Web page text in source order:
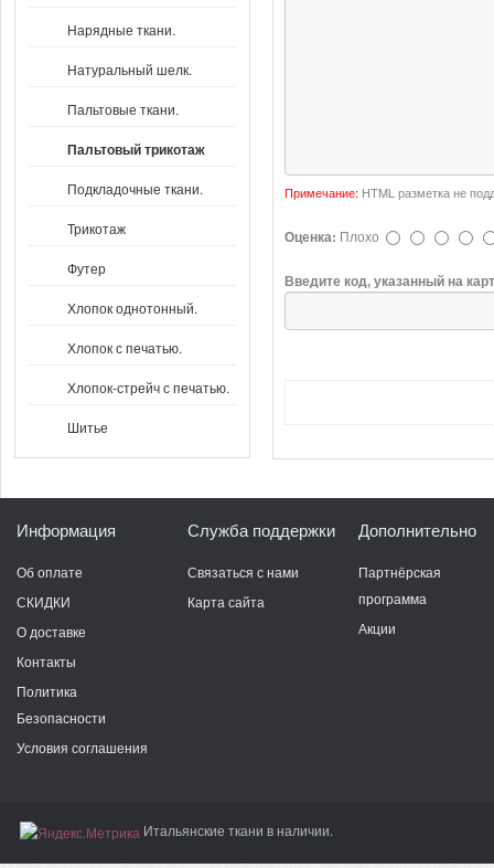
Нарядные ткани.
Натуральный шелк.
Пальтовые ткани.
Пальтовый трикотаж
Подкладочные ткани.
Трикотаж
Футер
Хлопок однотонный.
Хлопок с печатью.
Хлопок-стрейч с печатью.
Шитье
Примечание: HTML разметка не
Оценка: Плохо
Введите код, указанный на
Информация
Об оплате
СКИДКИ
О доставке
Контакты
Политика
Безопасности
Условия соглашения
Служба поддержки
Связаться с нами
Карта сайта
Дополнительно
Партнёрская
программа
Акции
Итальянские ткани в наличии.